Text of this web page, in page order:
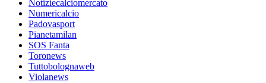
Notiziecalciomercato
Numericalcio
Padovasport
Pianetamilan
SOS Fanta
Toronews
Tuttobolognaweb
Violanews